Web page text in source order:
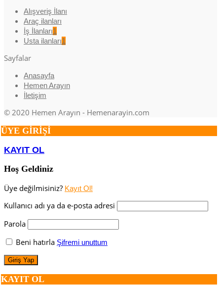
Alışveriş İlanı
Araç ilanları
İş İlanları1
Usta ilanları1
Sayfalar
Anasayfa
Hemen Arayın
İletişim
© 2020 Hemen Arayın - Hemenarayin.com
ÜYE GİRİŞİ
KAYIT OL
Hoş Geldiniz
Üye değilmisiniz? Kayıt Ol!
Kullanıcı adı ya da e-posta adresi
Parola
Beni hatırla Şifremi unuttum
KAYIT OL